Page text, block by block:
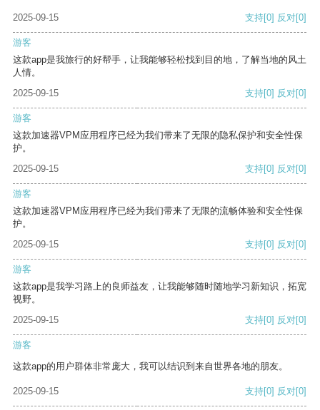
2025-09-15 支持[0] 反对[0]
游客
这款app是我旅行的好帮手，让我能够轻松找到目的地，了解当地的风土
人情。
2025-09-15
支持[0] 反对[0]
游客
这款加速器VPM应用程序已经为我们带来了无限的隐私保护和安全性保
护。
2025-09-15
支持[0] 反对[0]
游客
这款加速器VPM应用程序已经为我们带来了无限的流畅体验和安全性保
护。
2025-09-15
支持[0] 反对[0]
游客
这款app是我学习路上的良师益友，让我能够随时随地学习新知识，拓宽
视野。
2025-09-15
支持[0] 反对[0]
游客
这款app的用户群体非常庞大，我可以结识到来自世界各地的朋友。
2025-09-15 支持[0] 反对[0]